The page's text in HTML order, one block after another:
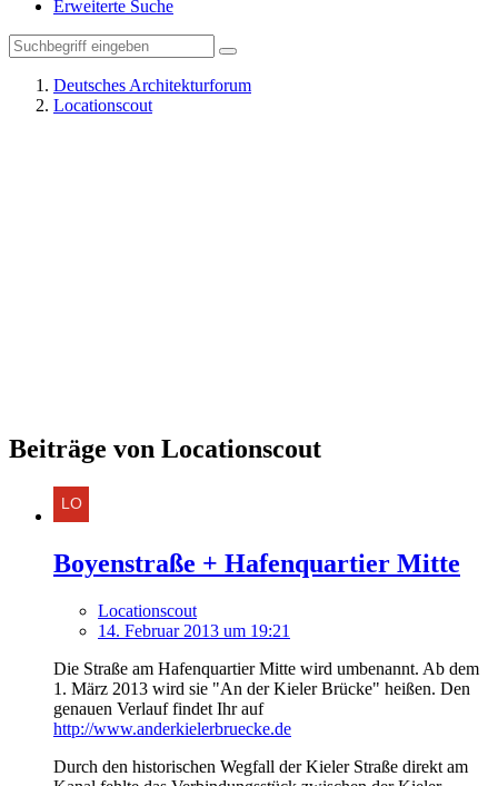
Erweiterte Suche
Deutsches Architekturforum
Locationscout
Beiträge von Locationscout
Boyenstraße + Hafenquartier Mitte
Locationscout
14. Februar 2013 um 19:21
Die Straße am Hafenquartier Mitte wird umbenannt. Ab dem
1. März 2013 wird sie "An der Kieler Brücke" heißen. Den
genauen Verlauf findet Ihr auf
http://www.anderkielerbruecke.de
Durch den historischen Wegfall der Kieler Straße direkt am